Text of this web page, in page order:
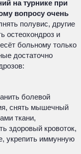
на турнике при
вопросу очень
полувис, другие
остеохондроз и
больному только
достаточно
болевой
снять мышечный
ткани,
здоровый кровоток,
укрепить иммунную